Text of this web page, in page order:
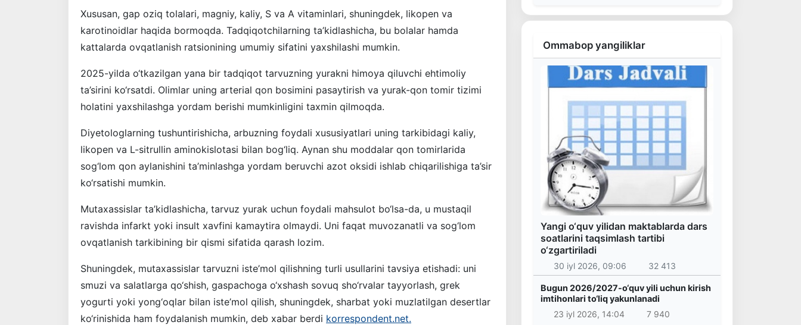
Xususan, gap oziq tolalari, magniy, kaliy, S va A vitaminlari, shuningdek, likopen va
karotinoidlar haqida bormoqda. Tadqiqotchilarning ta’kidlashicha, bu bolalar hamda
kattalarda ovqatlanish ratsionining umumiy sifatini yaxshilashi mumkin.
2025-yilda o‘tkazilgan yana bir tadqiqot tarvuzning yurakni himoya qiluvchi ehtimoliy
ta’sirini ko‘rsatdi. Olimlar uning arterial qon bosimini pasaytirish va yurak-qon tomir tizimi
holatini yaxshilashga yordam berishi mumkinligini taxmin qilmoqda.
Diyetologlarning tushuntirishicha, arbuzning foydali xususiyatlari uning tarkibidagi kaliy,
likopen va L-sitrullin aminokislotasi bilan bog‘liq. Aynan shu moddalar qon tomirlarida
sog‘lom qon aylanishini ta’minlashga yordam beruvchi azot oksidi ishlab chiqarilishiga ta’sir
ko‘rsatishi mumkin.
Mutaxassislar ta’kidlashicha, tarvuz yurak uchun foydali mahsulot bo‘lsa-da, u mustaqil
ravishda infarkt yoki insult xavfini kamaytira olmaydi. Uni faqat muvozanatli va sog‘lom
ovqatlanish tarkibining bir qismi sifatida qarash lozim.
Shuningdek, mutaxassislar tarvuzni iste’mol qilishning turli usullarini tavsiya etishadi: uni
smuzi va salatlarga qo‘shish, gaspachoga o‘xshash sovuq sho‘rvalar tayyorlash, grek
yogurti yoki yong‘oqlar bilan iste’mol qilish, shuningdek, sharbat yoki muzlatilgan desertlar
ko‘rinishida ham foydalanish mumkin, deb xabar berdi korrespondent.net.
Ommabop yangiliklar
Yangi o‘quv yilidan maktablarda dars
soatlarini taqsimlash tartibi
o‘zgartiriladi
30 iyl 2026, 09:06 32 413
Bugun 2026/2027-o‘quv yili uchun kirish
imtihonlari to‘liq yakunlanadi
23 iyl 2026, 14:04
7 940